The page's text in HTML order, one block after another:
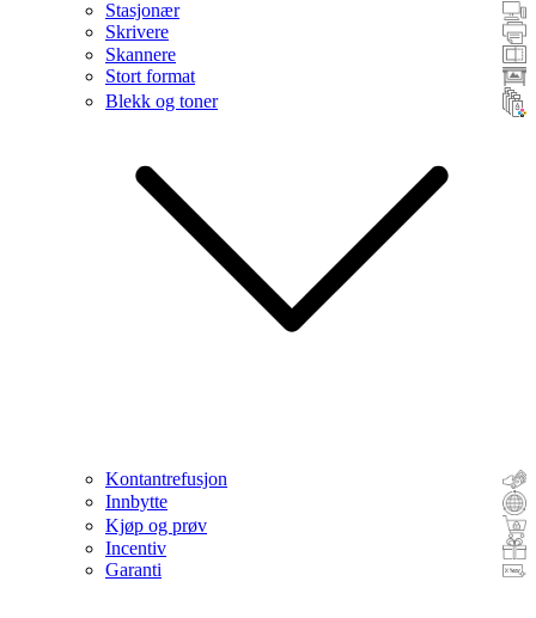
Stasjonær
Skrivere
Skannere
Stort format
Blekk og toner
Kontantrefusjon
Innbytte
Kjøp og prøv
Incentiv
Garanti